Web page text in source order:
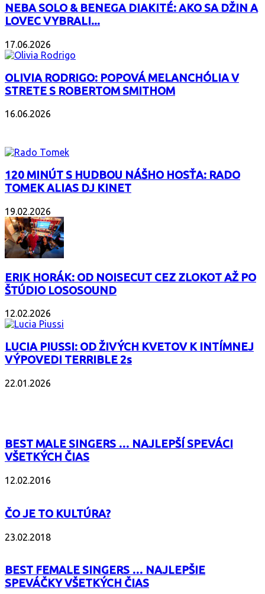
NEBA SOLO & BENEGA DIAKITÉ: AKO SA DŽIN A
LOVEC VYBRALI...
17.06.2026
OLIVIA RODRIGO: POPOVÁ MELANCHÓLIA V
STRETE S ROBERTOM SMITHOM
16.06.2026
120 MINÚT S HUDBOU NÁŠHO HOSŤA: RADO
TOMEK ALIAS DJ KINET
19.02.2026
ERIK HORÁK: OD NOISECUT CEZ ZLOKOT AŽ PO
ŠTÚDIO LOSOSOUND
12.02.2026
LUCIA PIUSSI: OD ŽIVÝCH KVETOV K INTÍMNEJ
VÝPOVEDI TERRIBLE 2s
22.01.2026
BEST MALE SINGERS … NAJLEPŠÍ SPEVÁCI
VŠETKÝCH ČIAS
12.02.2016
ČO JE TO KULTÚRA?
23.02.2018
BEST FEMALE SINGERS … NAJLEPŠIE
SPEVÁČKY VŠETKÝCH ČIAS